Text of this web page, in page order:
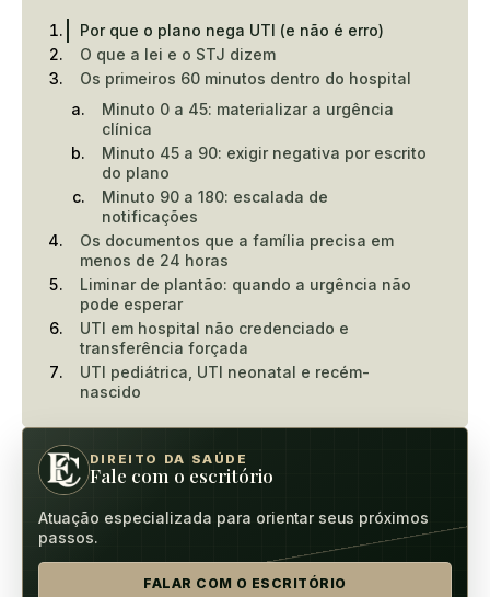
Por que o plano nega UTI (e não é erro)
O que a lei e o STJ dizem
Os primeiros 60 minutos dentro do hospital
Minuto 0 a 45: materializar a urgência
clínica
Minuto 45 a 90: exigir negativa por escrito
do plano
Minuto 90 a 180: escalada de
notificações
Os documentos que a família precisa em
menos de 24 horas
Liminar de plantão: quando a urgência não
pode esperar
UTI em hospital não credenciado e
transferência forçada
UTI pediátrica, UTI neonatal e recém-
nascido
DIREITO DA SAÚDE
Fale com o escritório
Atuação especializada para orientar seus próximos
passos.
FALAR COM O ESCRITÓRIO